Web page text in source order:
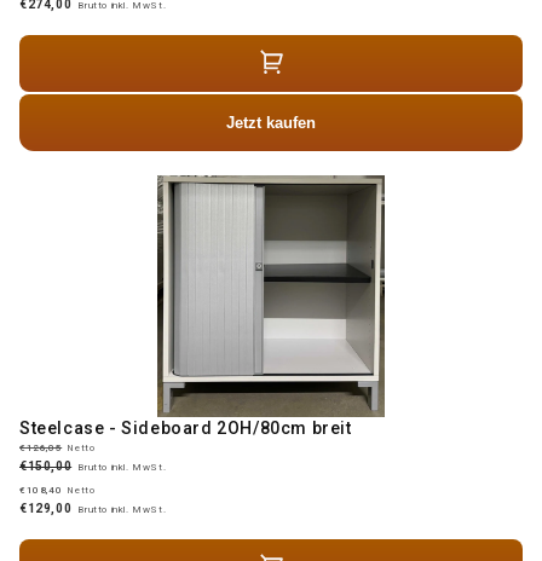
€274,00 Brutto inkl. MwSt.
Jetzt kaufen
Steelcase - Sideboard 2OH/80cm breit
€126,05 Netto
€150,00 Brutto inkl. MwSt.
€108,40
Netto
€129,00 Brutto inkl. MwSt.